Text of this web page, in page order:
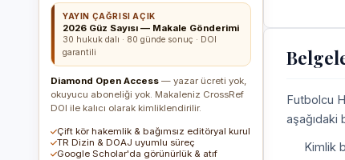
YAYIN ÇAĞRISI AÇIK
2026 Güz Sayısı — Makale Gönderimi
30 hukuk dalı · 80 günde sonuç · DOI
garantili
Diamond Open Access — yazar ücreti yok,
okuyucu aboneliği yok. Makaleniz CrossRef
DOI ile kalıcı olarak kimliklendirilir.
Çift kör hakemlik & bağımsız editöryal kurul
TR Dizin & DOAJ uyumlu süreç
Google Scholar'da görünürlük & atıf
Futbolcu
aşağıdaki
Kimlik